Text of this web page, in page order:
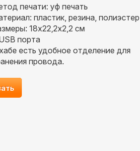
печати: уф печать
пластик, резина, полиэстер
18х22,2х2,2 см
порта
есть удобное отделение для
провода.